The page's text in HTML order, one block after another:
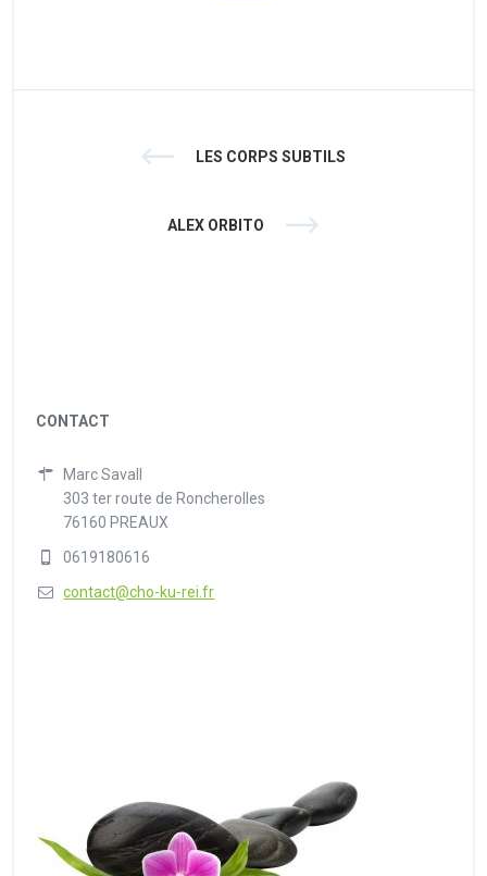
LES CORPS SUBTILS
ALEX ORBITO
CONTACT
Marc Savall
303 ter route de Roncherolles
76160 PREAUX
0619180616
contact@cho-ku-rei.fr